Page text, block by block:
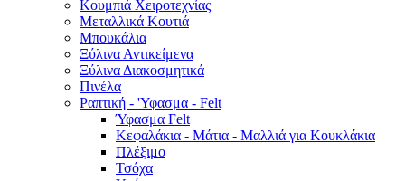
Κουμπιά Χειροτεχνίας
Μεταλλικά Κουτιά
Μπουκάλια
Ξύλινα Αντικείμενα
Ξύλινα Διακοσμητικά
Πινέλα
Ραπτική - 'Υφασμα - Felt
Ύφασμα Felt
Κεφαλάκια - Μάτια - Μαλλιά για Κουκλάκια
Πλέξιμο
Τσόχα